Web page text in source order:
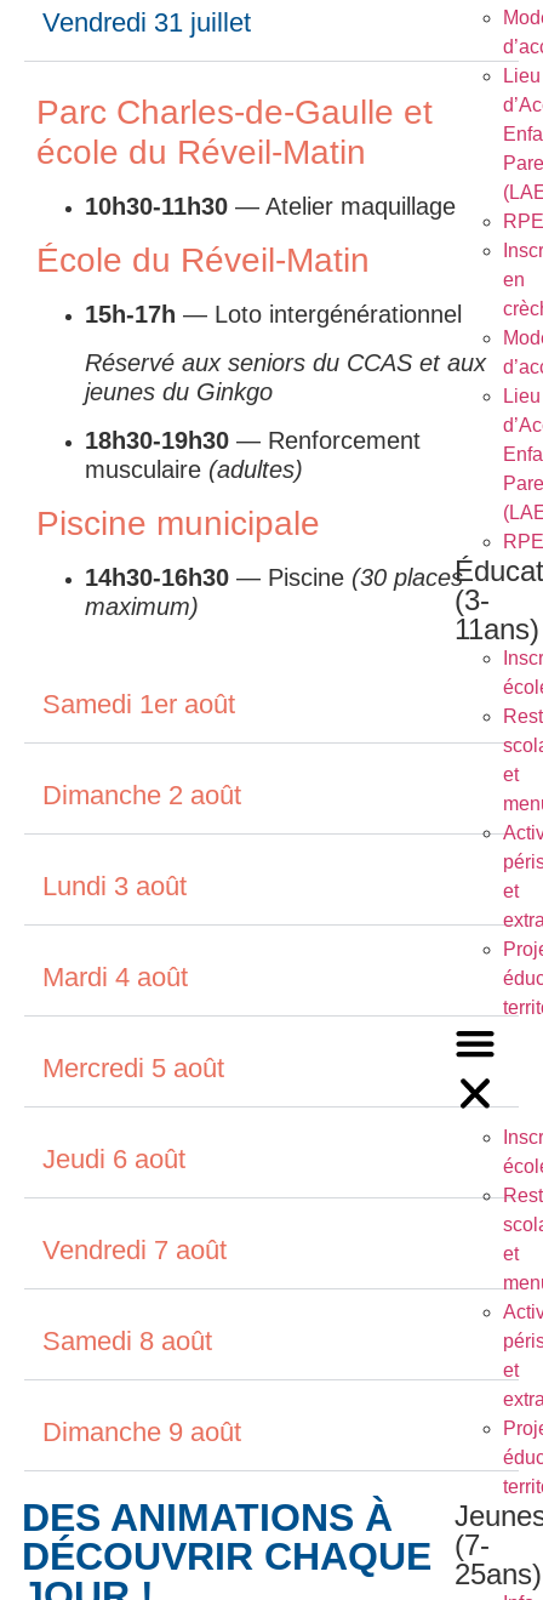
Lieu
RPE
en
Lieu
RPE
(3-
11ans)
et
et
et
et
(7-
25ans)
Vendredi 31 juillet
Parc Charles-de-Gaulle et
école du Réveil-Matin
10h30-11h30 — Atelier maquillage
École du Réveil-Matin
15h-17h — Loto intergénérationnel
Réservé aux seniors du CCAS et aux
jeunes du Ginkgo
18h30-19h30 — Renforcement
musculaire (adultes)
Piscine municipale
14h30-16h30 — Piscine (30 places
maximum)
Samedi 1er août
Dimanche 2 août
Lundi 3 août
Mardi 4 août
Mercredi 5 août
Jeudi 6 août
Vendredi 7 août
Samedi 8 août
Dimanche 9 août
DES ANIMATIONS À
DÉCOUVRIR CHAQUE